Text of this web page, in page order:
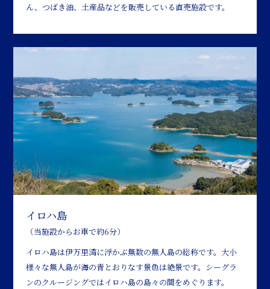
ん、つばき油、土産品などを販売している直売施設です。
イロハ島
（当施設からお車で約6分）
イロハ島は伊万里湾に浮かぶ無数の無人島の総称です。大小
様々な無人島が海の青とおりなす景色は絶景です。シーグラ
ンのクルージングではイロハ島の島々の間をめぐります。